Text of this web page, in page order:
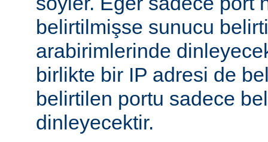
belirtilmişse sunucu
arabirimlerinde
birlikte bir IP adresi de
belirtilen portu sadece
dinleyecektir.